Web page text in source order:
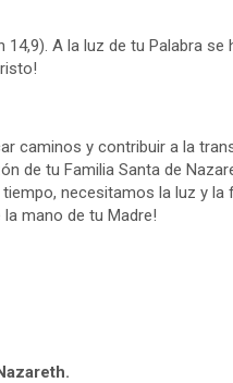
A la luz de tu Palabra se
caminos y contribuir a la
de tu Familia Santa de
necesitamos la luz y la
la mano de tu Madre!